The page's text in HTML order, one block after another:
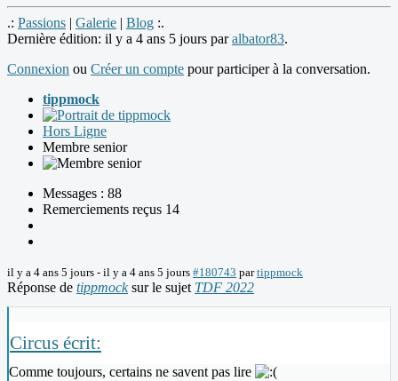
.: Passions | Galerie | Blog :.
Dernière édition: il y a 4 ans 5 jours paralbator83.
Connexion ou Créer un compte pour participer à la conversation.
tippmock
Hors Ligne
Membre senior
Messages : 88
Remerciements reçus 14
il y a 4 ans 5 jours - il y a 4 ans 5 jours #180743 partippmock
Réponse de tippmocksur le sujet TDF 2022
Circus écrit:
Comme toujours, certains ne savent pas lire